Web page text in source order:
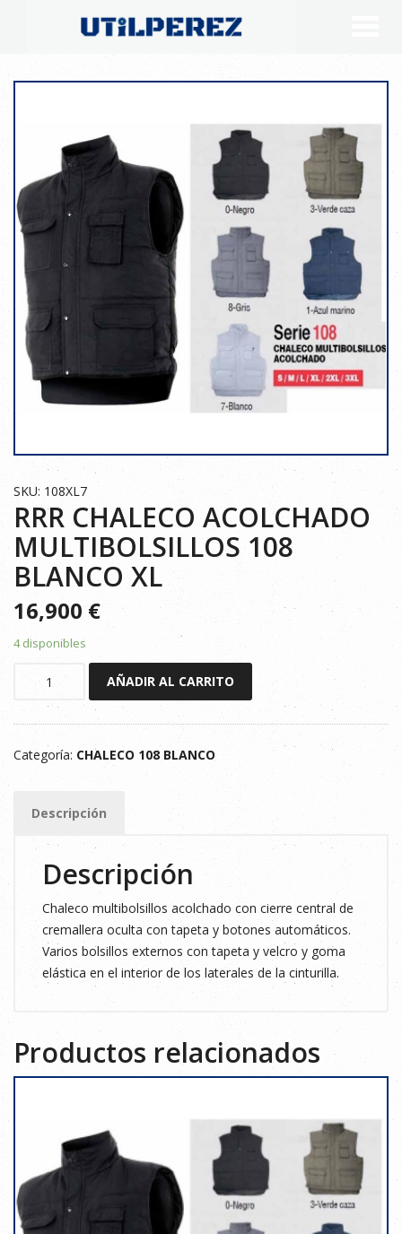
SKU: 108XL7
RRR CHALECO ACOLCHADO
MULTIBOLSILLOS 108
BLANCO XL
16,900€
4 disponibles
108
cantidad
AÑADIR AL CARRITO
Categoría: CHALECO 108 BLANCO
Descripción
Descripción
Chaleco multibolsillos acolchado con cierre central de
cremallera oculta con tapeta y botones automáticos.
Varios bolsillos externos con tapeta y velcro y goma
elástica en el interior de los laterales de la cinturilla.
Productos relacionados